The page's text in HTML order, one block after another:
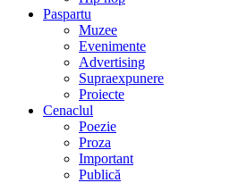
Paspartu
Muzee
Evenimente
Advertising
Supraexpunere
Proiecte
Cenaclul
Poezie
Proza
Important
Publică